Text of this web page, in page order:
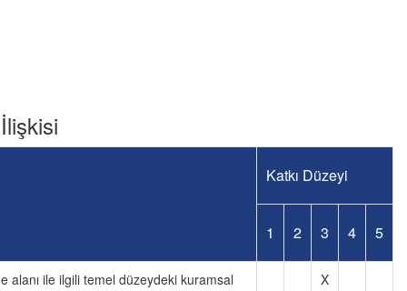
Katkı Düzeyi
1 2 3 4 5
alanı ile ilgili temel düzeydeki kuramsal X